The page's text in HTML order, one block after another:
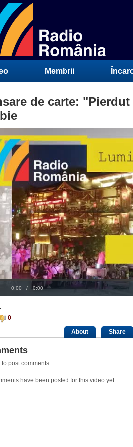
Membrii
de carte:
Current
0:00 / Duration
0:00
0
About Share
to post comments.
have been posted for this video yet.